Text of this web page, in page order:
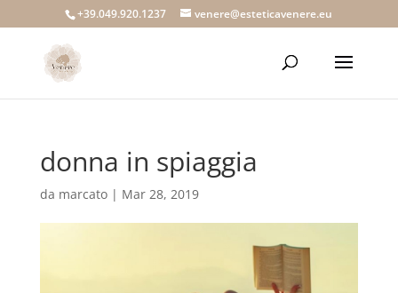
+39.049.920.1237 venere@esteticavenere.eu
donna in spiaggia
da marcato| Mar 28, 2019